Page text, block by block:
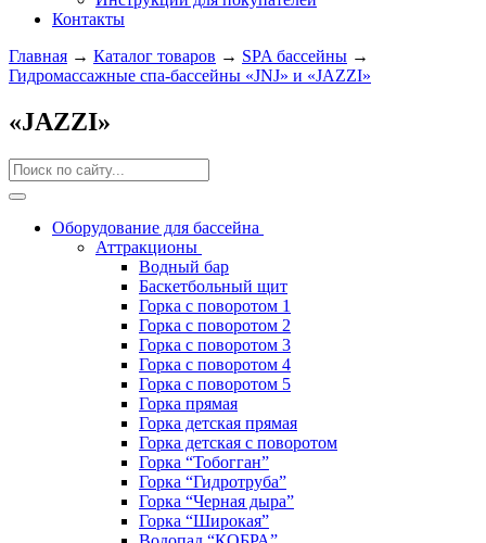
Контакты
Главная → Каталог товаров → SPA бассейны →
Гидромассажные спа-бассейны «JNJ» и «JAZZI»
«JAZZI»
Оборудование для бассейна
Аттракционы
Водный бар
Баскетбольный щит
Горка с поворотом 1
Горка с поворотом 2
Горка с поворотом 3
Горка с поворотом 4
Горка с поворотом 5
Горка прямая
Горка детская прямая
Горка детская с поворотом
Горка “Тобогган”
Горка “Гидротруба”
Горка “Черная дыра”
Горка “Широкая”